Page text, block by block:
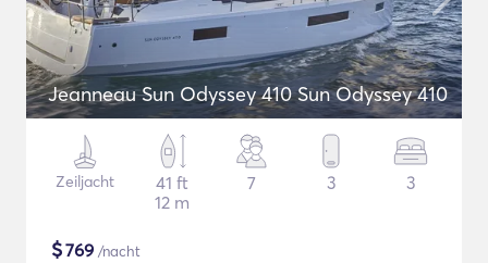
Jeanneau Sun Odyssey 410 Sun Odyssey 410
Zeiljacht
41 ft
12 m
7 3 3
$769 /nacht